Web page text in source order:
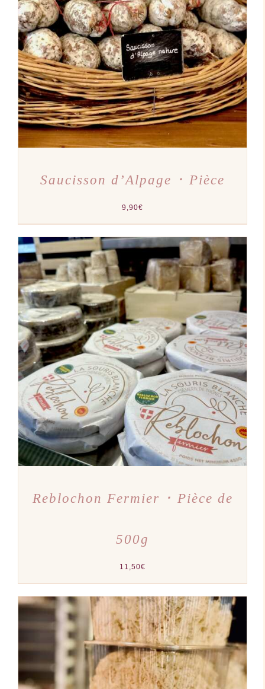
AJOUTER AU PANIER
/
DÉTAILS
Saucisson d’Alpage ･ Pièce
9,90€
AJOUTER AU PANIER
/
DÉTAILS
Reblochon Fermier ･ Pièce de
500g
11,50€